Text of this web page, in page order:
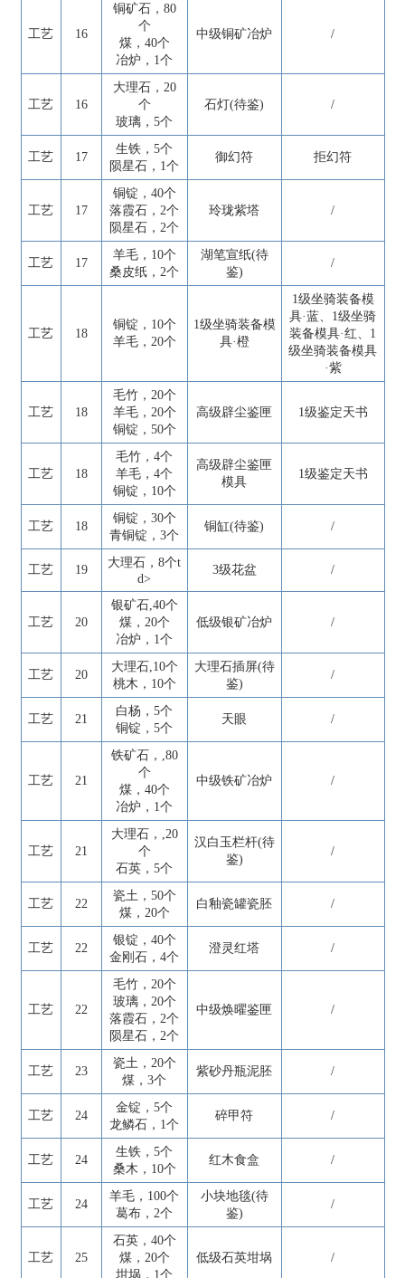
工艺 16
铜矿石，80
个
煤，40个
冶炉，1个
中级铜矿冶炉 /
工艺 16
大理石，20
个
玻璃，5个
石灯(待鉴) /
工艺 17
生铁，5个
陨星石，1个
御幻符 拒幻符
工艺 17
铜锭，40个
落霞石，2个
陨星石，2个
玲珑紫塔 /
工艺 17
羊毛，10个
桑皮纸，2个
湖笔宣纸(待
鉴)
/
工艺 18
铜锭，10个
羊毛，20个
1级坐骑装备模
具·橙
1级坐骑装备模
具·蓝、1级坐骑
装备模具·红、1
级坐骑装备模具
·紫
工艺 18
毛竹，20个
羊毛，20个
铜锭，50个
高级辟尘鉴匣 1级鉴定天书
工艺 18
毛竹，4个
羊毛，4个
铜锭，10个
高级辟尘鉴匣
模具
1级鉴定天书
工艺 18
铜锭，30个
青铜锭，3个
铜缸(待鉴) /
工艺 19
大理石，8个t
d>
3级花盆 /
工艺 20
银矿石,40个
煤，20个
冶炉，1个
低级银矿冶炉 /
工艺 20
大理石,10个
桃木，10个
大理石插屏(待
鉴)
/
工艺 21
白杨，5个
铜锭，5个
天眼 /
工艺 21
铁矿石，,80
个
煤，40个
冶炉，1个
中级铁矿冶炉 /
工艺 21
大理石，,20
个
石英，5个
汉白玉栏杆(待
鉴)
/
工艺 22
瓷土，50个
煤，20个
白釉瓷罐瓷胚 /
工艺 22
银锭，40个
金刚石，4个
澄灵红塔 /
工艺 22
毛竹，20个
玻璃，20个
落霞石，2个
陨星石，2个
中级焕曜鉴匣 /
工艺 23
瓷土，20个
煤，3个
紫砂丹瓶泥胚 /
工艺 24
金锭，5个
龙鳞石，1个
碎甲符 /
工艺 24
生铁，5个
桑木，10个
红木食盒 /
工艺 24
羊毛，100个
葛布，2个
小块地毯(待
鉴)
/
工艺 25
石英，40个
煤，20个
坩埚，1个
低级石英坩埚 /